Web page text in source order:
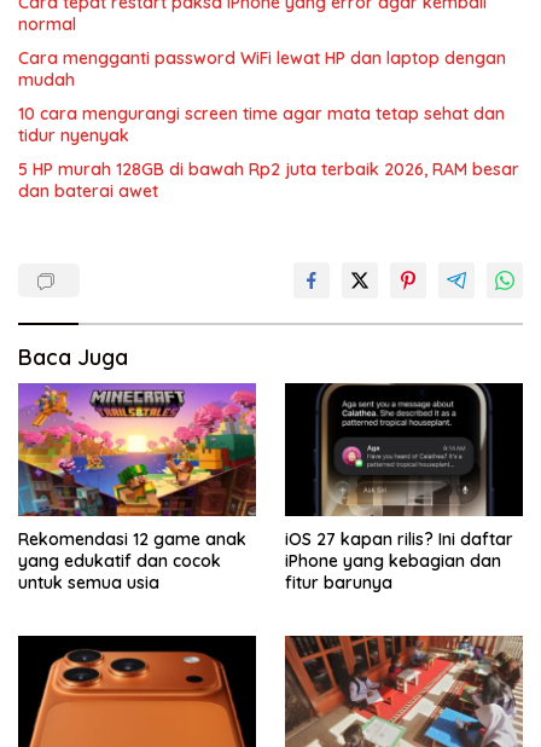
normal
Cara mengganti password WiFi lewat HP dan laptop dengan
mudah
10 cara mengurangi screen time agar mata tetap sehat dan
tidur nyenyak
5 HP murah 128GB di bawah Rp2 juta terbaik 2026, RAM besar
dan baterai awet
Baca Juga
Rekomendasi 12 game anak
yang edukatif dan cocok
untuk semua usia
iOS 27 kapan rilis? Ini daftar
iPhone yang kebagian dan
fitur barunya